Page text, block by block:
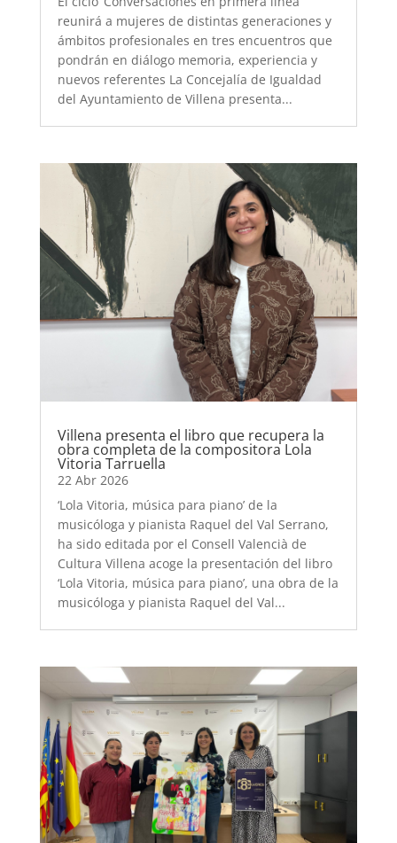
reunirá a mujeres de distintas generaciones y
ámbitos profesionales en tres encuentros que
pondrán en diálogo memoria, experiencia y
nuevos referentes La Concejalía de Igualdad
del Ayuntamiento de Villena presenta...
Villena presenta el libro que recupera la
obra completa de la compositora Lola
Vitoria Tarruella
22 Abr 2026
‘Lola Vitoria, música para piano’ de la
musicóloga y pianista Raquel del Val Serrano,
ha sido editada por el Consell Valencià de
Cultura Villena acoge la presentación del libro
‘Lola Vitoria, música para piano’, una obra de la
musicóloga y pianista Raquel del Val...